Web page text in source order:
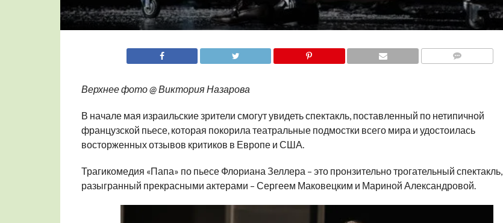
Верхнее фото @ Виктория Назарова
В начале мая израильские зрители смогут увидеть спектакль, поставленный по нетипичной
французской пьесе, которая покорила театральные подмостки всего мира и удостоилась
восторженных отзывов критиков в Европе и США.
Трагикомедия «Папа» по пьесе Флориана Зеллера – это пронзительно трогательный спектакль,
разыгранный прекрасными актерами – Сергеем Маковецким и Мариной Александровой.